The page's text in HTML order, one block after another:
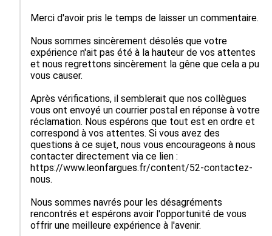
Merci d'avoir pris le temps de laisser un commentaire.
Nous sommes sincèrement désolés que votre
expérience n'ait pas été à la hauteur de vos attentes
et nous regrettons sincèrement la gêne que cela a pu
vous causer.
Après vérifications, il semblerait que nos collègues
vous ont envoyé un courrier postal en réponse à votre
réclamation. Nous espérons que tout est en ordre et
correspond à vos attentes. Si vous avez des
questions à ce sujet, nous vous encourageons à nous
contacter directement via ce lien :
https://www.leonfargues.fr/content/52-contactez-
nous.
Nous sommes navrés pour les désagréments
rencontrés et espérons avoir l'opportunité de vous
offrir une meilleure expérience à l'avenir.